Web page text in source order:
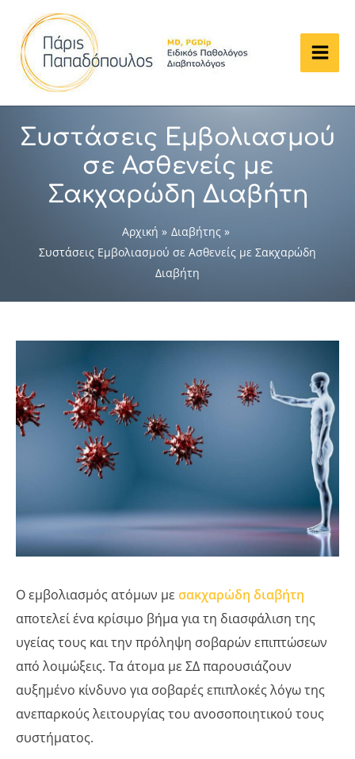
Μετάβαση
περιεχόμενο
Main
Συστάσεις Εμβολιασμού
σε Ασθενείς με
Σακχαρώδη Διαβήτη
Αρχική
Διαβήτης
Συστάσεις Εμβολιασμού σε Ασθενείς με Σακχαρώδη
Διαβήτη
Ο εμβολιασμός ατόμων με σακχαρώδη διαβήτη
αποτελεί ένα κρίσιμο βήμα για τη διασφάλιση της
υγείας τους και την πρόληψη σοβαρών επιπτώσεων
από λοιμώξεις. Τα άτομα με ΣΔ παρουσιάζουν
αυξημένο κίνδυνο για σοβαρές επιπλοκές λόγω της
ανεπαρκούς λειτουργίας του ανοσοποιητικού τους
συστήματος.